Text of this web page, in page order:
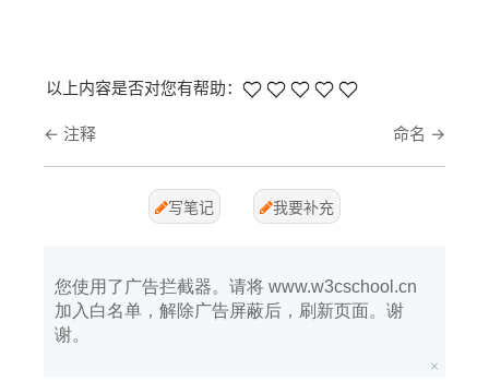
以上内容是否对您有帮助：
← 注释 命名 →
写笔记 我要补充
您使用了广告拦截器。请将 www.w3cschool.cn
加入白名单，解除广告屏蔽后，刷新页面。谢
谢。